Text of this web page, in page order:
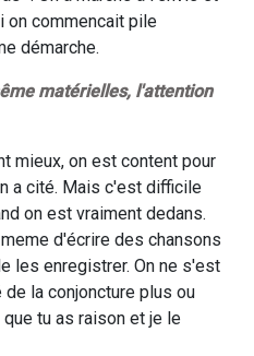
on commencait pile
démarche.
matérielles, l'attention
mieux, on est content pour
a cité. Mais c'est difficile
on est vraiment dedans.
d'écrire des chansons
les enregistrer. On ne s'est
la conjoncture plus ou
tu as raison et je le